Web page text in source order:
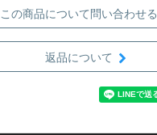
この商品について問い合わせる
返品について